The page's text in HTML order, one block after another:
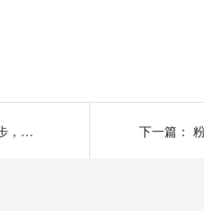
粉尘加湿搅拌机维护要点：简单 3 步，少出故障多用几年 下一篇：